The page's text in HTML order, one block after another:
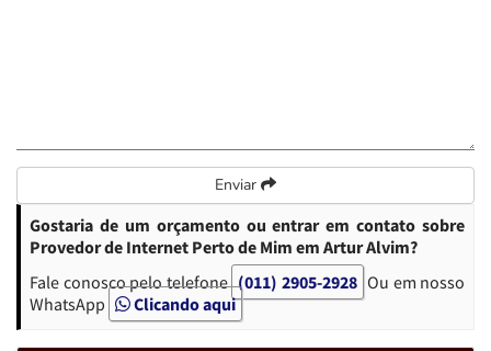
Enviar
Gostaria de um orçamento ou entrar em contato sobre
Provedor de Internet Perto de Mim em Artur Alvim?
Fale conosco pelo telefone (011) 2905-2928 Ou em nosso
WhatsApp
Clicando aqui